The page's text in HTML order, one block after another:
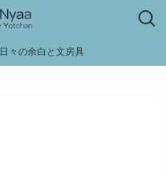
日々の余白と文房具